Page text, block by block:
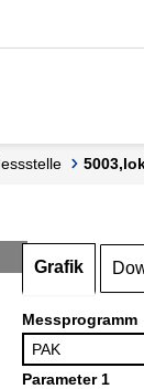
Messstelle
Grafik
Messprogramm
Parameter 1